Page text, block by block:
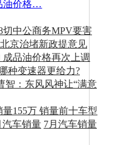
油价格…
切中公商务MPV要害
京治堵新政提意见
成品油价格再次上调
种变速器更给力?
智：东风风神让“满意
量155万 销量前十车型
汽车销量 7月汽车销量